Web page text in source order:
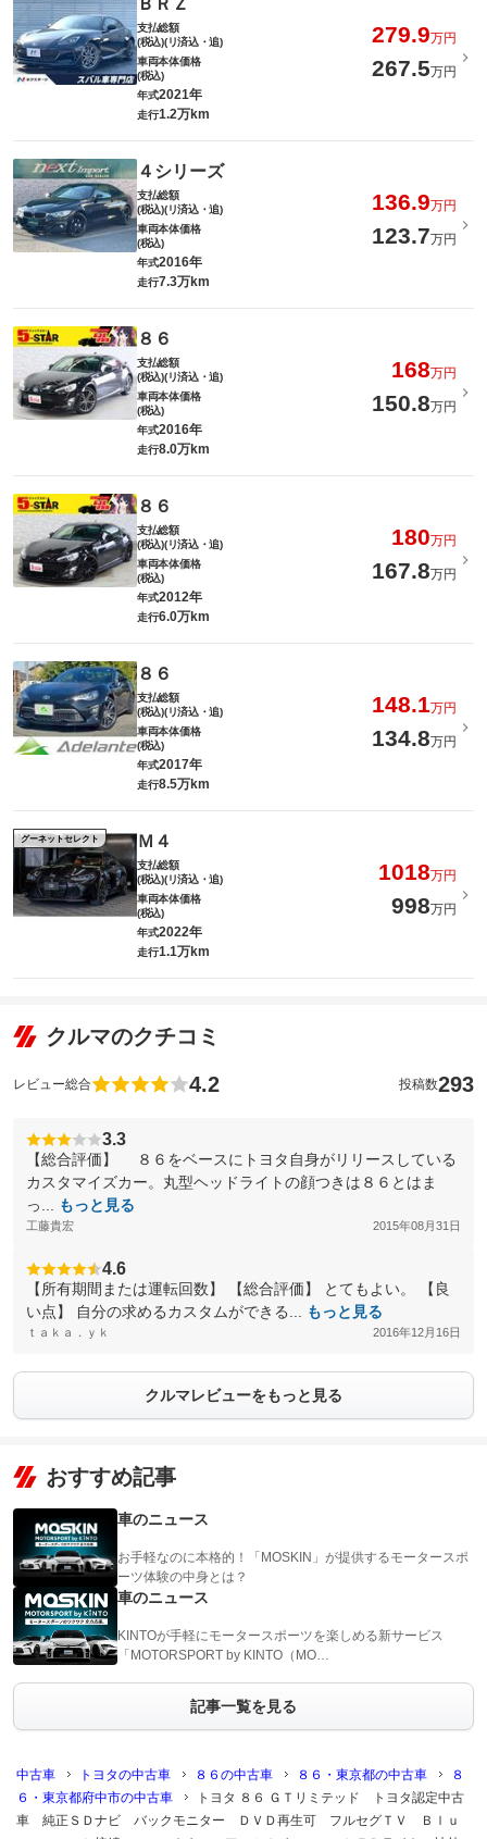
ＢＲＺ
支払総額
(税込)(リ済込・追)
279.9万円
車両本体価格
(税込)
267.5万円
年式2021年
走行1.2万km
４シリーズ
支払総額
(税込)(リ済込・追)
136.9万円
車両本体価格
(税込)
123.7万円
年式2016年
走行7.3万km
８６
支払総額
(税込)(リ済込・追)
168万円
車両本体価格
(税込)
150.8万円
年式2016年
走行8.0万km
８６
支払総額
(税込)(リ済込・追)
180万円
車両本体価格
(税込)
167.8万円
年式2012年
走行6.0万km
８６
支払総額
(税込)(リ済込・追)
148.1万円
車両本体価格
(税込)
134.8万円
年式2017年
走行8.5万km
グーネットセレクト Ｍ４
支払総額
(税込)(リ済込・追)
1018万円
車両本体価格
(税込)
998万円
年式2022年
走行1.1万km
クルマのクチコミ
レビュー総合 4.2 投稿数293
3.3
【総合評価】 ８６をベースにトヨタ自身がリリースしている
カスタマイズカー。丸型ヘッドライトの顔つきは８６とはま
っ...
もっと見る
工藤貴宏 2015年08月31日
4.6
【所有期間または運転回数】 【総合評価】 とてもよい。 【良
い点】 自分の求めるカスタムができる...
もっと見る
ｔａｋａ．ｙｋ 2016年12月16日
クルマレビューをもっと見る
おすすめ記事
車のニュース
お手軽なのに本格的！「MOSKIN」が提供するモータースポ
ーツ体験の中身とは？
車のニュース
KINTOが手軽にモータースポーツを楽しめる新サービス
「MOTORSPORT by KINTO（MO…
記事一覧を見る
中古車 トヨタの中古車 ８６の中古車 ８６・東京都の中古車
８
６・東京都府中市の中古車
トヨタ ８６ ＧＴリミテッド トヨタ認定中古
車 純正ＳＤナビ バックモニター ＤＶＤ再生可 フルセグＴＶ Ｂｌｕ